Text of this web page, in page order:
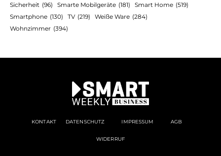
Sicherheit (96) Smarte Mobilgeräte (181) Smart Home (519)
Smartphone (130) TV (219) Weiße Ware (284)
Wohnzimmer (394)
KONTAKT DATENSCHUTZ IMPRESSUM AGB
WIDERRUF